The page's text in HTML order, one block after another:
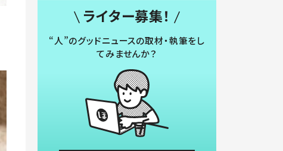
ライター募集！
“人”のグッドニュースの取材・執筆をし
てみませんか？